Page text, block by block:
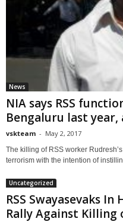
News
NIA says RSS
Bengaluru last year,
vskteam - May 2, 2017
The killing of RSS worker
terrorism with the intention of
Uncategorized
RSS Swayasevaks
Rally Against Killing